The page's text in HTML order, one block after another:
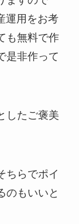
運用をお考
も無料で作
是非作って
したご褒美
ちらでポイ
のもいいと